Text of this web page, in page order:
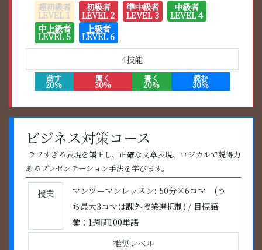
超初級者
LEVEL 1
初級者
LEVEL 2
準中級者
LEVEL 3
中級者
LEVEL 4
中上級者
LEVEL 5
上級者
LEVEL 6
4技能
話す
20%
聞く
30%
書く
20%
読む
30%
ビジネス対策コース
ラフすぎる表現を矯正し、正確な文章表現、ロジカルで説得力
あるプレゼンテーション手法を学びます。
授業
マンツーマンレッスン: 50分×6コマ (う
ち最大3コマは課外授業選択制) / 目標語
彙：1週間100単語
推奨レベル